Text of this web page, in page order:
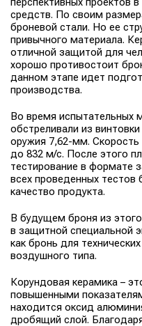
средств. По своим
броневой стали. Но ее
привычного материала.
отличной защитой для
хорошо противостоит
данном этапе идет
производства.
Во время испытательных
обстреливали из
оружия 7,62-мм. Скорость
до 832 м/с. После этого
тестирование в формате
всех проведенных
качество продукта.
В будущем броня из
в защитной специальной
как бронь для
воздушного типа.
Корундовая керамика –
повышенными
находится оксид
дробящий слой.